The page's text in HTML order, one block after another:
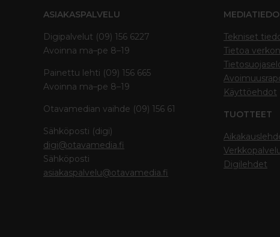
ASIAKASPALVELU
Digipalvelut (09) 156 6227
Avoinna ma–pe 8–19
Painettu lehti (09) 156 665
Avoinna ma–pe 8–19
Otavamedian vaihde (09) 156 61
Sähköposti (digi)
digi@otavamedia.fi
Sähköposti
asiakaspalvelu@otavamedia.fi
Tekniset
Tietoa
Käyttöehdot
TUOTTEET
Digilehdet